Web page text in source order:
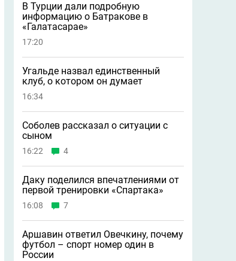
В Турции дали подробную
информацию о Батракове в
«Галатасарае»
17:20
Угальде назвал единственный
клуб, о котором он думает
16:34
Соболев рассказал о ситуации с
сыном
16:22 4
Даку поделился впечатлениями от
первой тренировки «Спартака»
16:08 7
Аршавин ответил Овечкину, почему
футбол – спорт номер один в
России